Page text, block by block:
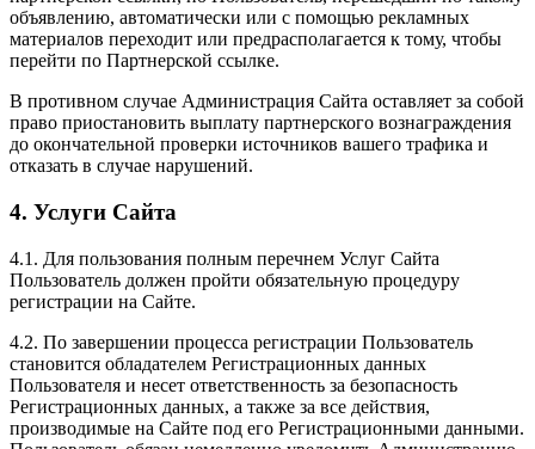
объявлению, автоматически или с помощью рекламных
материалов переходит или предрасполагается к тому, чтобы
перейти по Партнерской ссылке.
В противном случае Администрация Сайта оставляет за собой
право приостановить выплату партнерского вознаграждения
до окончательной проверки источников вашего трафика и
отказать в случае нарушений.
4. Услуги Сайта
4.1. Для пользования полным перечнем Услуг Сайта
Пользователь должен пройти обязательную процедуру
регистрации на Сайте.
4.2. По завершении процесса регистрации Пользователь
становится обладателем Регистрационных данных
Пользователя и несет ответственность за безопасность
Регистрационных данных, а также за все действия,
производимые на Сайте под его Регистрационными данными.